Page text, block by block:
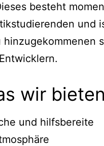
besteht
und
hinzugekommenen
wir bieten
und hilfsbereite